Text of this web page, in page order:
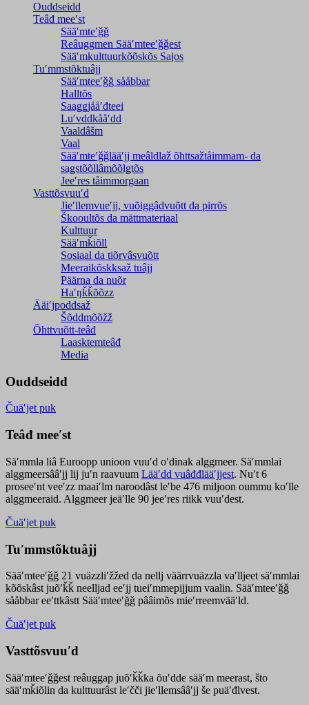
Ouddseidd
Teâđ meeʹst
Sääʹmteʹǧǧ
Reâuggmen Sääʹmteeʹǧǧest
Sääʹmkulttuurkõõskõs Sajos
Tuʹmmstõktuâjj
Sääʹmteeʹǧǧ sååbbar
Halltõs
Saaǥǥjååʹđteei
Luʹvddkååʹdd
Vaaldâšm
Vaal
Sääʹmteʹǧǧlääʹjj meâldlaž õhttsažtåimmam- da
saǥstõõllâmõõlǥtõs
Jeeʹres tåimmorgaan
Vasttõsvuuʹd
Jieʹllemvueʹjj, vuõiggâdvuõtt da pirrõs
Škooultõs da mättmateriaal
Kulttuur
Sääʹmǩiõll
Sosiaal da tiõrvâsvuõtt
Meeraikõskksaž tuâjj
Päärna da nuõr
Haʹŋǩǩõõzz
Ääiʹjpoddsaž
Šõddmõõžž
Õhttvuõtt-teâđ
Laasktemteâđ
Media
Ouddseidd
Čuäʹjet puk
Teâđ meeʹst
Säʹmmla liâ Euroopp unioon vuuʹd oʹdinak alggmeer. Säʹmmlai
alggmeersââʹjj lij juʹn raavuum Lääʹdd vuâđđlääʹjjest. Nuʹt 6
proseeʹnt veeʹzz maaiʹlm naroodâst leʹbe 476 miljoon oummu koʹlle
alggmeeraid. Alggmeer jeäʹlle 90 jeeʹres riikk vuuʹdest.
Čuäʹjet puk
Tuʹmmstõktuâjj
Sääʹmteeʹǧǧ 21 vuäzzliʹžžed da nellj väärrvuäzzla vaʹlljeet säʹmmlai
kõõskâst juõʹǩǩ neelljad eeʹjj tueiʹmmepijjum vaalin. Sääʹmteeʹǧǧ
sååbbar eeʹttkâstt Sääʹmteeʹǧǧ pââimõs mieʹrreemvääʹld.
Čuäʹjet puk
Vasttõsvuuʹd
Sääʹmteeʹǧǧest reâuggap juõʹǩǩka õuʹdde sääʹm meerast, što
sääʹmǩiõlin da kulttuurâst leʹčči jieʹllemsââʹjj še puäʹđlvest.